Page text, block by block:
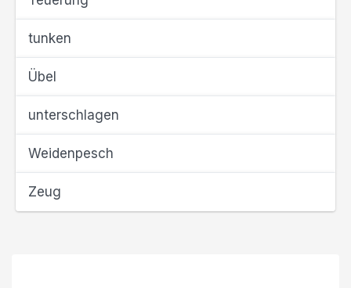
tunken
Übel
unterschlagen
Weidenpesch
Zeug